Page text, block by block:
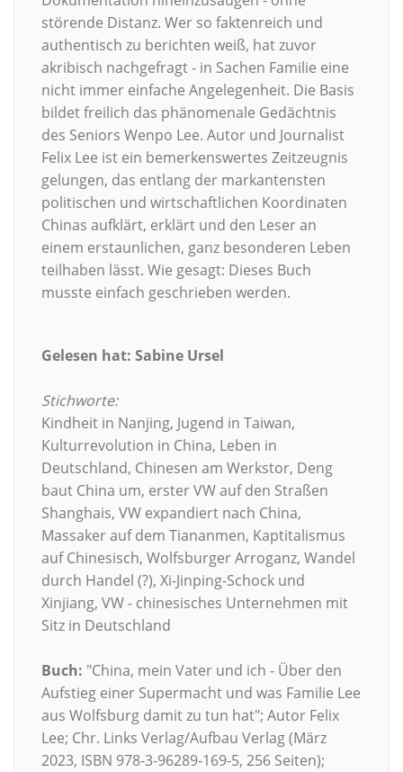
störende Distanz. Wer so faktenreich und
authentisch zu berichten weiß, hat zuvor
akribisch nachgefragt - in Sachen Familie eine
nicht immer einfache Angelegenheit. Die Basis
bildet freilich das phänomenale Gedächtnis
des Seniors Wenpo Lee. Autor und Journalist
Felix Lee ist ein bemerkenswertes Zeitzeugnis
gelungen, das entlang der markantensten
politischen und wirtschaftlichen Koordinaten
Chinas aufklärt, erklärt und den Leser an
einem erstaunlichen, ganz besonderen Leben
teilhaben lässt. Wie gesagt: Dieses Buch
musste einfach geschrieben werden.
Gelesen hat: Sabine Ursel
Stichworte:
Kindheit in Nanjing, Jugend in Taiwan,
Kulturrevolution in China, Leben in
Deutschland, Chinesen am Werkstor, Deng
baut China um, erster VW auf den Straßen
Shanghais, VW expandiert nach China,
Massaker auf dem Tiananmen, Kaptitalismus
auf Chinesisch, Wolfsburger Arroganz, Wandel
durch Handel (?), Xi-Jinping-Schock und
Xinjiang, VW - chinesisches Unternehmen mit
Sitz in Deutschland
Buch: "China, mein Vater und ich - Über den
Aufstieg einer Supermacht und was Familie Lee
aus Wolfsburg damit zu tun hat"; Autor Felix
Lee; Chr. Links Verlag/Aufbau Verlag (März
2023, ISBN 978-3-96289-169-5, 256 Seiten);